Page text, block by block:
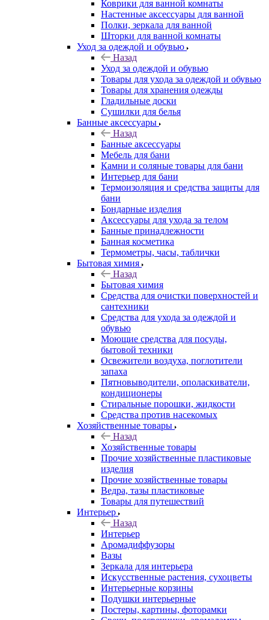
Коврики для ванной комнаты
Настенные аксессуары для ванной
Полки, зеркала для ванной
Шторки для ванной комнаты
Уход за одеждой и обувью
Назад
Уход за одеждой и обувью
Товары для ухода за одеждой и обувью
Товары для хранения одежды
Гладильные доски
Сушилки для белья
Банные аксессуары
Назад
Банные аксессуары
Мебель для бани
Камни и соляные товары для бани
Интерьер для бани
Термоизоляция и средства защиты для
бани
Бондарные изделия
Аксеcсуары для ухода за телом
Банные принадлежности
Банная косметика
Термометры, часы, таблички
Бытовая химия
Назад
Бытовая химия
Средства для очистки поверхностей и
сантехники
Средства для ухода за одеждой и
обувью
Моющие средства для посуды,
бытовой техники
Освежители воздуха, поглотители
запаха
Пятновыводители, ополаскиватели,
кондиционеры
Стиральные порошки, жидкости
Средства против насекомых
Хозяйственные товары
Назад
Хозяйственные товары
Прочие хозяйственные пластиковые
изделия
Прочие хозяйственные товары
Ведра, тазы пластиковые
Товары для путешествий
Интерьер
Назад
Интерьер
Аромадиффузоры
Вазы
Зеркала для интерьера
Искусственные растения, сухоцветы
Интерьерные корзины
Подушки интерьерные
Постеры, картины, фоторамки